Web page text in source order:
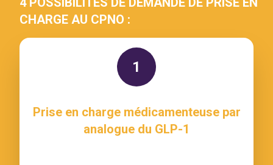
CHARGE AU CPNO :
1
Prise en charge médicamenteuse par
analogue du GLP-1